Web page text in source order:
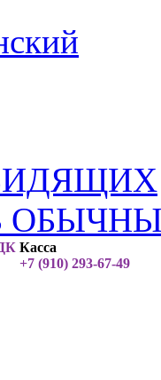
Касса
+7 (910) 293-67-49